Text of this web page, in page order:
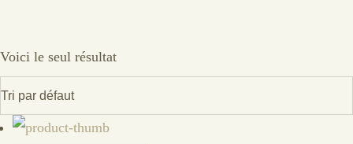
Voici le seul résultat